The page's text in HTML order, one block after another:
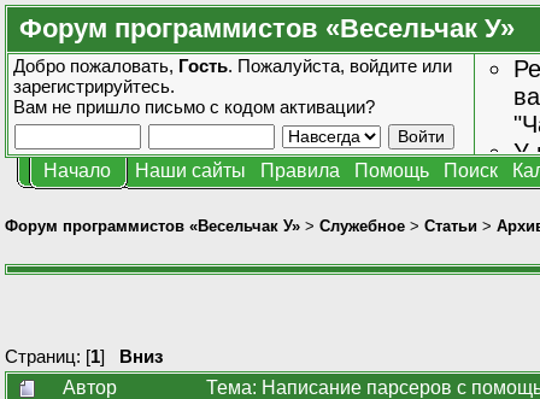
Форум программистов «Весельчак У»
Добро пожаловать, Гость. Пожалуйста, войдите или
зарегистрируйтесь.
Вам не пришло письмо с кодом активации?
У
Начало Наши сайты Правила Помощь Поиск
Форум программистов «Весельчак У» > Служебное > Статьи >
Страниц: [1] Вниз
Автор
Тема: Написание парсеров с